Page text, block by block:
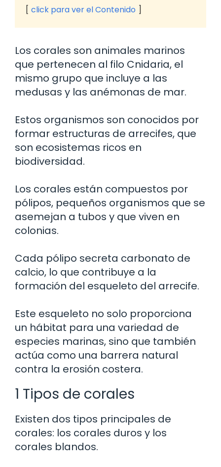
click para ver el Contenido
Los corales son animales marinos
que pertenecen al filo Cnidaria, el
mismo grupo que incluye a las
medusas y las anémonas de mar.
Estos organismos son conocidos por
formar estructuras de arrecifes, que
son ecosistemas ricos en
biodiversidad.
Los corales están compuestos por
pólipos, pequeños organismos que se
asemejan a tubos y que viven en
colonias.
Cada pólipo secreta carbonato de
calcio, lo que contribuye a la
formación del esqueleto del arrecife.
Este esqueleto no solo proporciona
un hábitat para una variedad de
especies marinas, sino que también
actúa como una barrera natural
contra la erosión costera.
1 Tipos de corales
Existen dos tipos principales de
corales: los corales duros y los
corales blandos.